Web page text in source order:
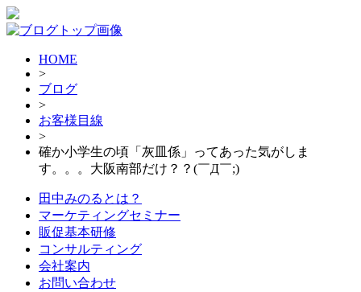
HOME
>
ブログ
>
お客様目線
>
確か小学生の頃「灰皿係」ってあった気がしま
す。。。大阪南部だけ？？(￣Д￣;)
田中みのるとは？
マーケティングセミナー
販促基本研修
コンサルティング
会社案内
お問い合わせ